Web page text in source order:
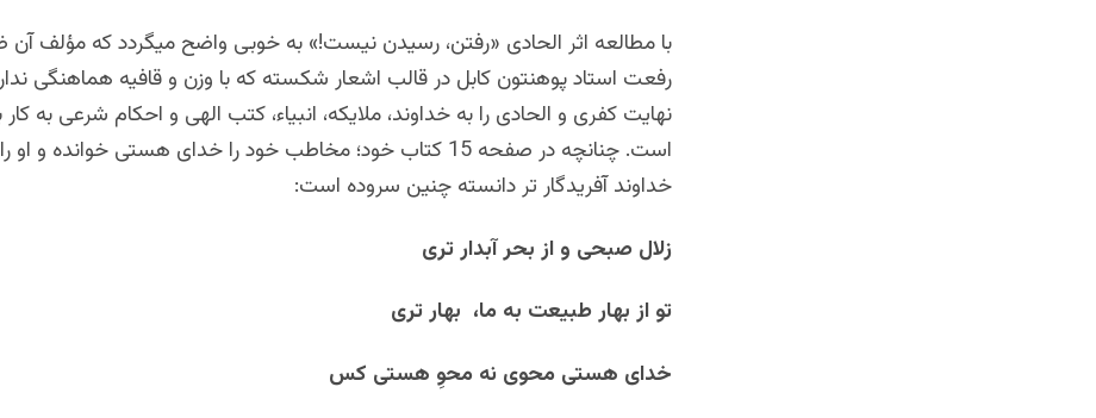
با مطالعه اثر الحادی «رفتن، رسیدن نیست!» به خوبی واضح میگردد که مؤلف آن
رفعت استاد پوهنتون کابل در قالب اشعار شکسته که با وزن و قافیه هماهنگی
نهایت کفری و الحادی را به خداوند، ملایکه، انبیاء، کتب الهی و احکام شرعی به کار
است. چنانچه در صفحه 15 کتاب خود؛ مخاطب خود را خدای هستی خوانده و او
خداوند آفریدگار تر دانسته چنین سروده است:
زلال صبحی و از بحر آبدار تری
تو از بهار طبیعت به ما، بهار تری
خدای هستی محوی نه محوِ هستی کس